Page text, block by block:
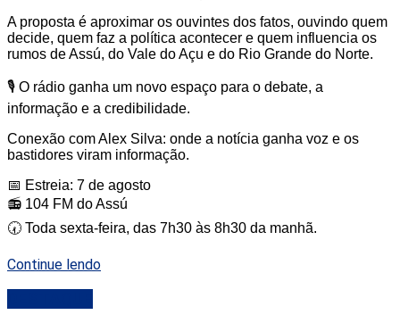
A proposta é aproximar os ouvintes dos fatos, ouvindo quem
decide, quem faz a política acontecer e quem influencia os
rumos de Assú, do Vale do Açu e do Rio Grande do Norte.
🎙️ O rádio ganha um novo espaço para o debate, a
informação e a credibilidade.
Conexão com Alex Silva: onde a notícia ganha voz e os
bastidores viram informação.
📅 Estreia: 7 de agosto
📻 104 FM do Assú
🕢 Toda sexta-feira, das 7h30 às 8h30 da manhã.
Continue lendo